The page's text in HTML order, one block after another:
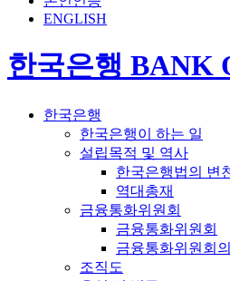
ENGLISH
한국은행 BANK
한국은행
한국은행이 하는 일
설립목적 및 역사
한국은행법의 변
역대총재
금융통화위원회
금융통화위원회
금융통화위원회
조직도